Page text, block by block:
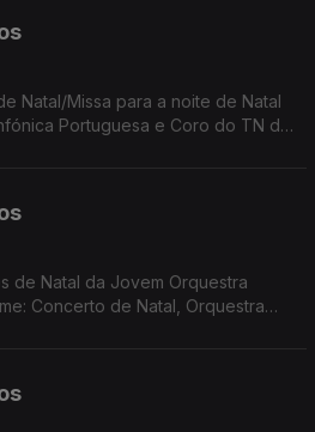
Natal/Missa para a noite de Natal
Portuguesa e Coro do TN de
de Natal da Jovem Orquestra